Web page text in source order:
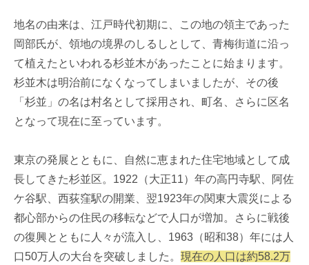
地名の由来は、江戸時代初期に、この地の領主であった
岡部氏が、領地の境界のしるしとして、青梅街道に沿っ
て植えたといわれる杉並木があったことに始まります。
杉並木は明治前になくなってしまいましたが、その後
「杉並」の名は村名として採用され、町名、さらに区名
となって現在に至っています。
東京の発展とともに、自然に恵まれた住宅地域として成
長してきた杉並区。1922（大正11）年の高円寺駅、阿佐
ケ谷駅、西荻窪駅の開業、翌1923年の関東大震災による
都心部からの住民の移転などで人口が増加。さらに戦後
の復興とともに人々が流入し、1963（昭和38）年には人
口50万人の大台を突破しました。 現在の人口は約58.2万